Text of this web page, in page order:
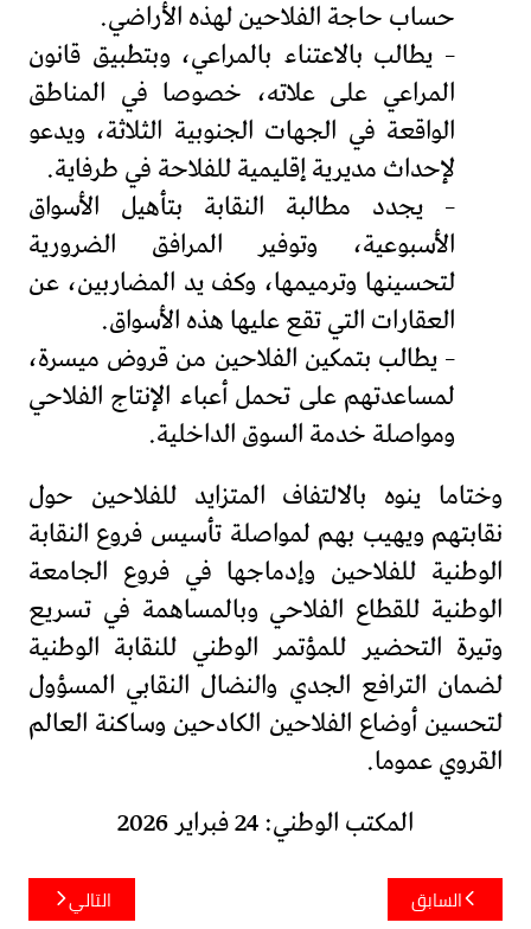
حساب حاجة الفلاحين لهذه الأراضي.
– يطالب بالاعتناء بالمراعي، وبتطبيق قانون
المراعي على علاته، خصوصا في المناطق
الواقعة في الجهات الجنوبية الثلاثة، ويدعو
لإحداث مديرية إقليمية للفلاحة في طرفاية.
– يجدد مطالبة النقابة بتأهيل الأسواق
الأسبوعية، وتوفير المرافق الضرورية
لتحسينها وترميمها، وكف يد المضاربين، عن
العقارات التي تقع عليها هذه الأسواق.
– يطالب بتمكين الفلاحين من قروض ميسرة،
لمساعدتهم على تحمل أعباء الإنتاج الفلاحي
ومواصلة خدمة السوق الداخلية.
وختاما ينوه بالالتفاف المتزايد للفلاحين حول
نقابتهم ويهيب بهم لمواصلة تأسيس فروع النقابة
الوطنية للفلاحين وإدماجها في فروع الجامعة
الوطنية للقطاع الفلاحي وبالمساهمة في تسريع
وتيرة التحضير للمؤتمر الوطني للنقابة الوطنية
لضمان الترافع الجدي والنضال النقابي المسؤول
لتحسين أوضاع الفلاحين الكادحين وساكنة العالم
القروي عموما.
المكتب الوطني: 24 فبراير 2026
تصفّح
المقالات
السابق التالي